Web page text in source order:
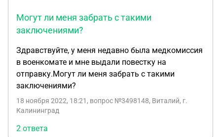
Могут ли меня забрать с такими
заключениями?
Здравствуйте, у меня недавно была медкомиссия
в военкомате и мне выдали повестку на
отправку.Могут ли меня забрать с такими
заключениями?
18 ноября 2022, 18:21 , вопрос №3498148, Виталий, г.
Калининград
2 ответа